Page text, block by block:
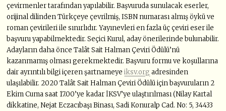
çevirmenler tarafından yapılabilir. Başvuruda sunulacak eserler,
orijinal dilinden Türkçeye çevrilmiş, ISBN numarası almış öykü ve
roman çevirileri ile sınırlıdır. Yayınevleri en fazla üç çeviri eser ile
başvuru yapabilmektedir. Seçici Kurul, aday önerilerinde bulunabilir.
Adayların daha önce Talât Sait Halman Çeviri Ödülü’nü
kazanmamış olması gerekmektedir. Başvuru formu ve koşullarına
dair ayrıntılı bilgi içeren şartnameyeiksv.org adresinden
ulaşılabilir. 2020 Talât Sait Halman Çeviri Ödülü için başvuruların 2
Ekim Cuma saat 17.00’ye kadar İKSV’ye ulaştırılması(Nilay Kartal
dikkatine, Nejat Eczacıbaşı Binası, Sadi Konuralp Cad. No: 5, 34433